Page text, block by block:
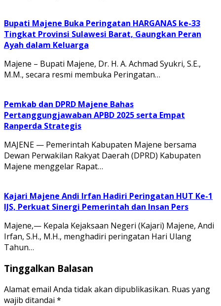
Bupati Majene Buka Peringatan HARGANAS ke-33
Tingkat Provinsi Sulawesi Barat, Gaungkan Peran
Ayah dalam Keluarga
Majene – Bupati Majene, Dr. H. A. Achmad Syukri, S.E.,
M.M., secara resmi membuka Peringatan…
Pemkab dan DPRD Majene Bahas
Pertanggungjawaban APBD 2025 serta Empat
Ranperda Strategis
MAJENE — Pemerintah Kabupaten Majene bersama
Dewan Perwakilan Rakyat Daerah (DPRD) Kabupaten
Majene menggelar Rapat…
Kajari Majene Andi Irfan Hadiri Peringatan HUT Ke-1
IJS, Perkuat Sinergi Pemerintah dan Insan Pers
Majene,— Kepala Kejaksaan Negeri (Kajari) Majene, Andi
Irfan, S.H., M.H., menghadiri peringatan Hari Ulang
Tahun…
Tinggalkan Balasan
Alamat email Anda tidak akan dipublikasikan. Ruas yang
wajib ditandai *